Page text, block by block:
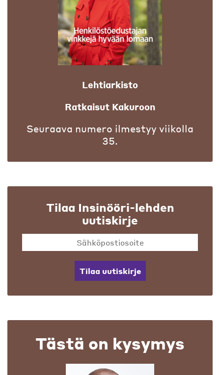
Lehtiarkisto
Ratkaisut Kakuroon
Seuraava numero ilmestyy viikolla
35.
Tilaa Insinööri-lehden
uutiskirje
Tilaa uutiskirje
Tästä on kysymys